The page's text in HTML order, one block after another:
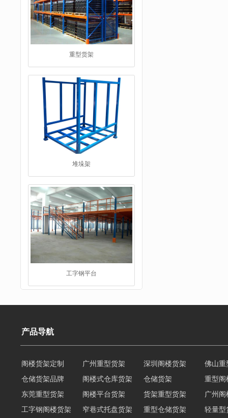
重型货架
堆垛架
工字钢平台
仓储货架品牌
产品导航
阁楼货架定制 广州重型货架 深圳阁楼货架
佛山重
仓储货架品牌
阁楼式仓库货架 仓储货架
重型阁
东莞重型货架
阁楼平台货架 货架重型货架
广州
工字钢阁楼货架
窄巷式托盘货架 重型仓储货架 轻量型